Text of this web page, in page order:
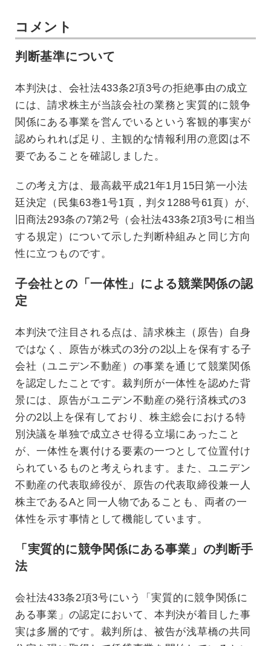
コメント
判断基準について
本判決は、会社法433条2項3号の拒絶事由の成立
には、請求株主が当該会社の業務と実質的に競争
関係にある事業を営んでいるという客観的事実が
認められれば足り、主観的な情報利用の意図は不
要であることを確認しました。
この考え方は、最高裁平成21年1月15日第一小法
廷決定（民集63巻1号1頁，判タ1288号61頁）が、
旧商法293条の7第2号（会社法433条2項3号に相当
する規定）について示した判断枠組みと同じ方向
性に立つものです。
子会社との「一体性」による競業関係の認
定
本判決で注目される点は、請求株主（原告）自身
ではなく、原告が株式の3分の2以上を保有する子
会社（ユニデン不動産）の事業を通じて競業関係
を認定したことです。裁判所が一体性を認めた背
景には、原告がユニデン不動産の発行済株式の3
分の2以上を保有しており、株主総会における特
別決議を単独で成立させ得る立場にあったこと
が、一体性を裏付ける要素の一つとして位置付け
られているものと考えられます。また、ユニデン
不動産の代表取締役が、原告の代表取締役兼一人
株主であるAと同一人物であることも、両者の一
体性を示す事情として機能しています。
「実質的に競争関係にある事業」の判断手
法
会社法433条2項3号にいう「実質的に競争関係に
ある事業」の認定において、本判決が着目した事
実は多層的です。裁判所は、被告が浅草橋の共同